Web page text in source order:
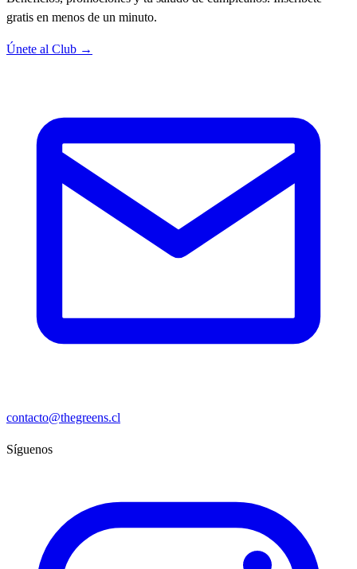
gratis en menos de un minuto.
Únete al Club →
contacto@thegreens.cl
Síguenos